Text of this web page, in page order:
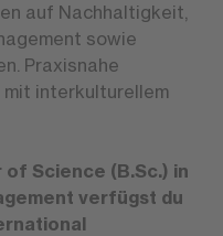
auf Nachhaltigkeit,
sowie
Praxisnahe
interkulturellem
Science (B.Sc.) in
verfügst du